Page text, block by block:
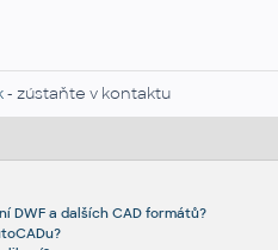
- zústaňte v kontaktu
DWF a dalších CAD formátů?